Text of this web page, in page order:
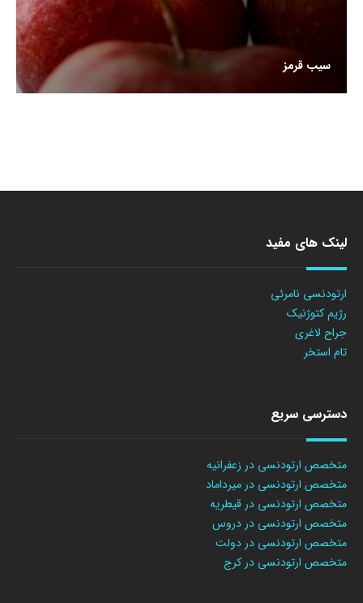
سیب قرمز
لینک های مفید
ارتودنسی نامرئی
رژیم کتوژنیک
جراح لاغری
تام استخر
دسترسی سریع
متخصص ارتودنسی در زعفرانیه
متخصص ارتودنسی در میرداماد
متخصص ارتودنسی در قیطریه
متخصص ارتودنسی در دروس
متخصص ارتودنسی در دولت
متخصص ارتودنسی در کرج